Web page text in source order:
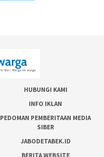
HUBUNGI KAMI
INFO IKLAN
PEDOMAN PEMBERITAAN MEDIA
SIBER
JABODETABEK.ID